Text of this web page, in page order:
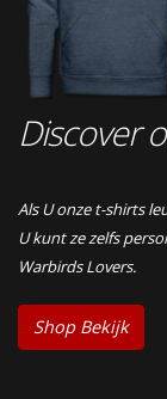
Discover
Als U onze t-shirts
U kunt ze zelfs
Warbirds Lovers.
Shop Bekijk